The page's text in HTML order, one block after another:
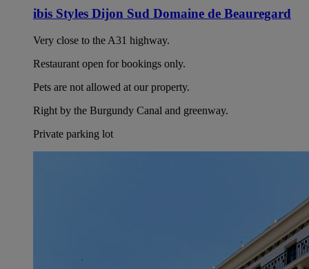
ibis Styles Dijon Sud Domaine de Beauregard
Very close to the A31 highway.
Restaurant open for bookings only.
Pets are not allowed at our property.
Right by the Burgundy Canal and greenway.
Private parking lot